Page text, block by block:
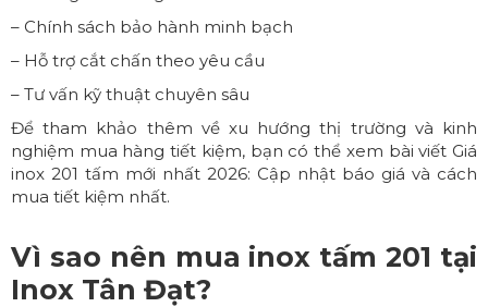
– Chính sách bảo hành minh bạch
– Hỗ trợ cắt chấn theo yêu cầu
– Tư vấn kỹ thuật chuyên sâu
Để tham khảo thêm về xu hướng thị trường và kinh
nghiệm mua hàng tiết kiệm, bạn có thể xem bài viết Giá
inox 201 tấm mới nhất 2026: Cập nhật báo giá và cách
mua tiết kiệm nhất.
Vì sao nên mua inox tấm 201 tại
Inox Tân Đạt?